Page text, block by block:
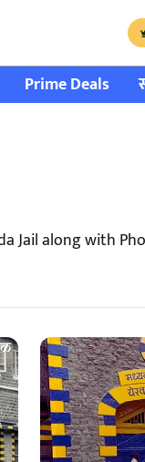
Prime Deals
Jail along with